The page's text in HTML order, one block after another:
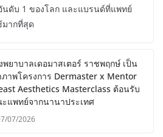
ดับ 1 ของโลก และแบรนด์ที่แพทย์
มากที่สุด
พยาบาลเดอมาสเตอร์ ราชพฤกษ์ เป็น
ภาพโครงการ Dermaster x Mentor
Aesthetics Masterclass ต้อนรับ
แพทย์จากนานาประเทศ
07/2026